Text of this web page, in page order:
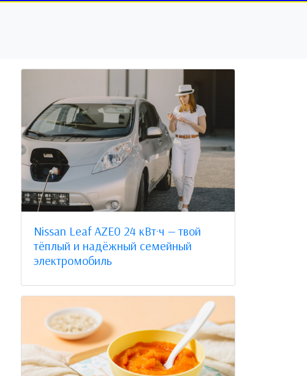
Nissan Leaf AZE0 24 кВт·ч — твой
тёплый и надёжный семейный
электромобиль